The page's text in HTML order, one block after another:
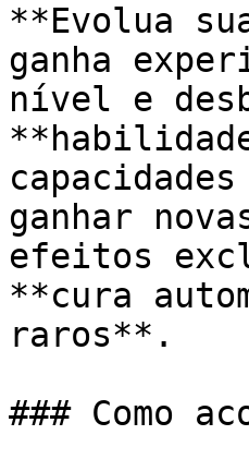
**Evolua
ganha
nível e
ganhar
efeitos
**cura
raros**.
### Como